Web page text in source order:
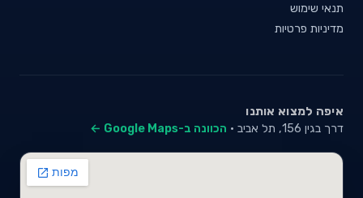
תנאי שימוש
מדיניות פרטיות
איפה למצוא אותנו
דרך בגין 156, תל אביב · הכוונה ב-Google Maps ←